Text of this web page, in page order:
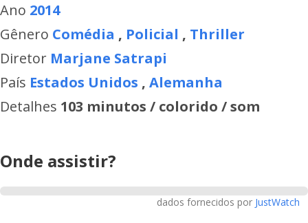
Ano 2014
Gênero Comédia , Policial , Thriller
Diretor Marjane Satrapi
País Estados Unidos , Alemanha
Detalhes 103 minutos / colorido / som
Onde assistir?
dados fornecidos por JustWatch